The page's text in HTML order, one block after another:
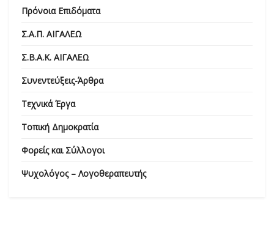
Πρόνοια Επιδόματα
Σ.Α.Π. ΑΙΓΑΛΕΩ
Σ.Β.Α.Κ. ΑΙΓΑΛΕΩ
Συνεντεύξεις-Άρθρα
Τεχνικά Έργα
Τοπική Δημοκρατία
Φορείς και Σύλλογοι
Ψυχολόγος – Λογοθεραπευτής